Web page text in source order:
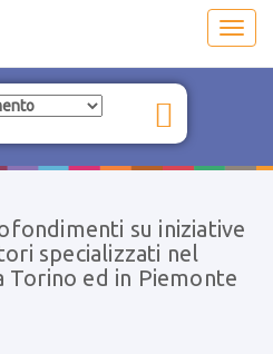
su iniziative
specializzati nel
Torino ed in Piemonte